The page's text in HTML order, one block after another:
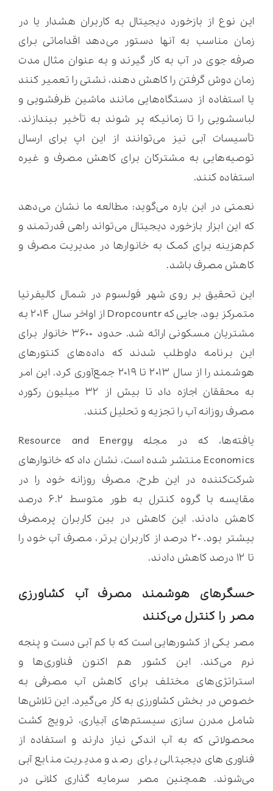
این نوع از بازخورد دیجیتال به کاربران هشدار یا در
زمان مناسب به آنها دستور می‌دهد اقداماتی برای
صرفه جوی در آب به کار گیرند و به عنوان مثال مدت
زمان دوش گرفتن را کاهش دهند، نشتی را تعمیر کنند
یا استفاده از دستگاه‌هایی مانند ماشین ظرفشویی و
لباسشویی را تا زمانیکه پر شوند به تأخیر بیندازند.
تأسیسات آبی نیز می‌توانند از این اپ برای ارسال
توصیه‌هایی به مشترکان برای کاهش مصرف و غیره
استفاده کنند.
نعمتی در این باره می‌گوید: مطالعه ما نشان می‌دهد
که این ابزار بازخورد دیجیتال می‌تواند راهی قدرتمند و
کم‌هزینه برای کمک به خانوارها در مدیریت مصرف و
کاهش مصرف باشد.
این تحقیق بر روی شهر فولسوم در شمال کالیفرنیا
متمرکز بود، جایی که Dropcountr از اواخر سال ۲۰۱۴ به
مشتریان مسکونی ارائه شد. حدود ۳۶۰۰ خانوار برای
این برنامه داوطلب شدند که داده‌های کنتورهای
هوشمند را از سال ۲۰۱۳ تا ۲۰۱۹ جمع‌آوری کرد. این امر
به محققان اجازه داد تا بیش از ۳۲ میلیون رکورد
مصرف روزانه آب را تجزیه و تحلیل کنند.
یافته‌ها، که در مجله Resource and Energy
Economics منتشر شده است، نشان داد که خانوارهای
شرکت‌کننده در این طرح، مصرف روزانه خود را در
مقایسه با گروه کنترل به طور متوسط ۶.۲ درصد
کاهش دادند. این کاهش در بین کاربران پرمصرف
بیشتر بود. ۲۰ درصد از کاربران برتر، مصرف آب خود را
تا ۱۲ درصد کاهش دادند.
حسگرهای هوشمند مصرف آب کشاورزی
مصر را کنترل می‌کنند
مصر یکی از کشورهایی است که با کم آبی دست و پنجه
نرم می‌کند. این کشور هم اکنون فناوری‌ها و
استراتژی‌های مختلف برای کاهش آب مصرفی به
خصوص در بخش کشاورزی به کار می‌گیرد. این تلاش‌ها
شامل مدرن سازی سیستم‌های آبیاری، ترویج کشت
محصولاتی که به آب اندکی نیاز دارند و استفاده از
فناوری‌های دیجیتالی برای رصد و مدیریت منابع آبی
می‌شوند. همچنین مصر سرمایه گذاری کلانی در